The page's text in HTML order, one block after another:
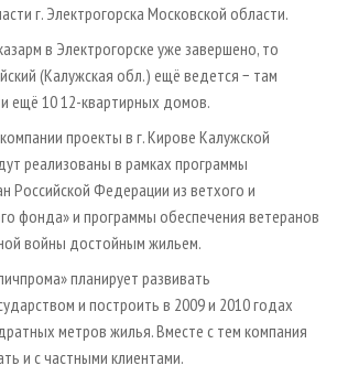
г. Электрогорска Московской области.
в Электрогорске уже завершено, то
(Калужская обл.) ещё ведется − там
ещё 10 12-квартирных домов.
проекты в г. Кирове Калужской
реализованы в рамках программы
Российской Федерации из ветхого и
фонда» и программы обеспечения ветеранов
войны достойным жильем.
планирует развивать
и построить в 2009 и 2010 годах
метров жилья. Вместе с тем компания
и с частными клиентами.